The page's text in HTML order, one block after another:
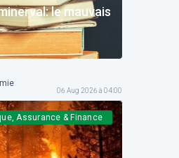
le mauvais
06 Aug 2026 à 04:00
Assurance & Finance